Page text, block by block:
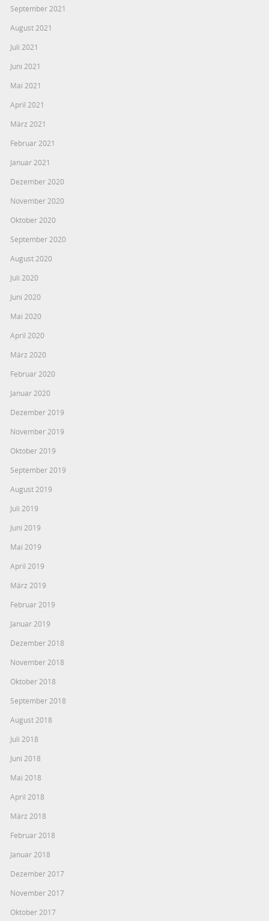
September 2021
August 2021
Juli 2021
Juni 2021
Mai 2021
April 2021
März 2021
Februar 2021
Januar 2021
Dezember 2020
November 2020
Oktober 2020
September 2020
August 2020
Juli 2020
Juni 2020
Mai 2020
April 2020
März 2020
Februar 2020
Januar 2020
Dezember 2019
November 2019
Oktober 2019
September 2019
August 2019
Juli 2019
Juni 2019
Mai 2019
April 2019
März 2019
Februar 2019
Januar 2019
Dezember 2018
November 2018
Oktober 2018
September 2018
August 2018
Juli 2018
Juni 2018
Mai 2018
April 2018
März 2018
Februar 2018
Januar 2018
Dezember 2017
November 2017
Oktober 2017